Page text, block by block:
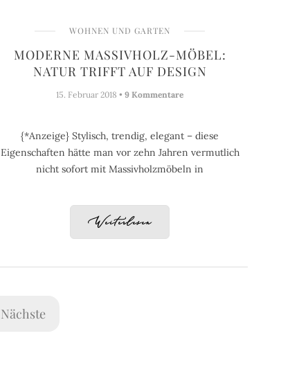
WOHNEN UND GARTEN
MODERNE MASSIVHOLZ-MÖBEL:
NATUR TRIFFT AUF DESIGN
15. Februar 2018 • 9 Kommentare
{*Anzeige} Stylisch, trendig, elegant – diese
Eigenschaften hätte man vor zehn Jahren vermutlich
nicht sofort mit Massivholzmöbeln in
Weiterlesen
Nächste